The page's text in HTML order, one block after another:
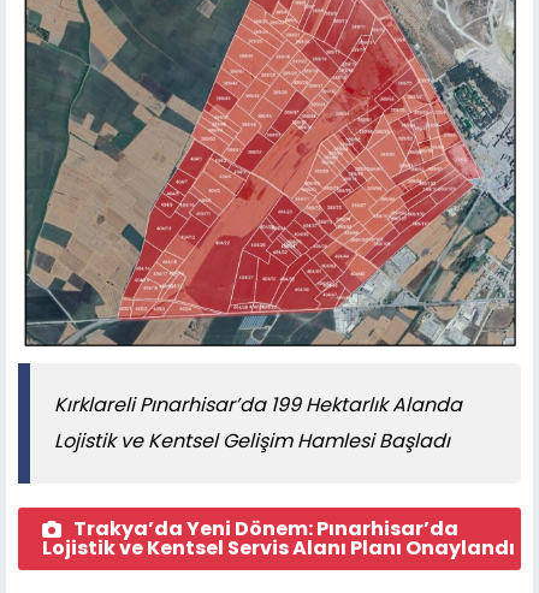
Kırklareli Pınarhisar’da 199 Hektarlık Alanda
Lojistik ve Kentsel Gelişim Hamlesi Başladı
Trakya’da Yeni Dönem: Pınarhisar’da
Lojistik ve Kentsel Servis Alanı Planı Onaylandı